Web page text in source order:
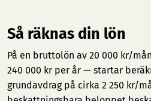
Så räknas din lön
På en bruttolön av 20 000 kr/
240 000 kr per år — startar
grundavdrag på cirka 2 250 kr/